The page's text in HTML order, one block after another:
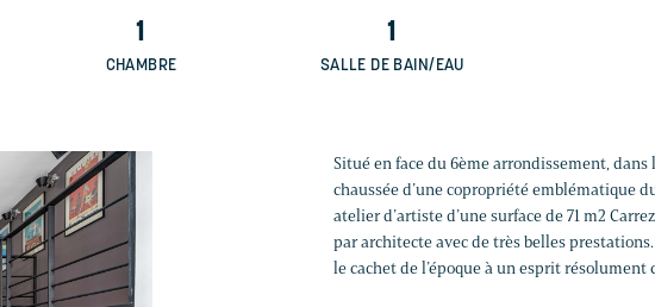
1
CHAMBRE
1
SALLE DE BAIN/EAU
Situé en face du 6ème arrondissement,
chaussée d’une copropriété emblématique
atelier d’artiste d’une surface de 71 m2
par architecte avec de très belles
le cachet de l’époque à un esprit résolument